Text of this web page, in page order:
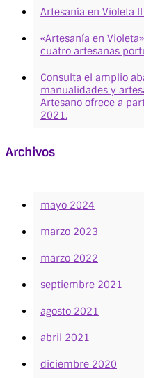
Artesanía en Violeta
«Artesanía en
cuatro artesanas
Consulta el amplio
manualidades y
Artesano ofrece a
2021.
Archivos
mayo 2024
marzo 2023
marzo 2022
septiembre 2021
agosto 2021
abril 2021
diciembre 2020